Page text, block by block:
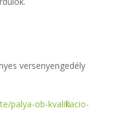
versenyengedély
palya-ob-kvalifikacio-